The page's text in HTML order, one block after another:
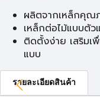
ผลิตจากเหล็กคุณ
เหล็กต่อไม้แบบตั
ติดตั้งง่าย เสริมเ
แบบ
รายละเอียดสินค้า